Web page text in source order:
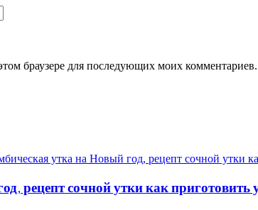
браузере для последующих моих комментариев.
рецепт сочной утки как